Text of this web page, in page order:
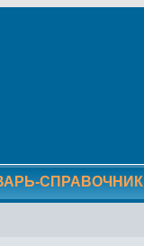
СПРАВОЧНИК